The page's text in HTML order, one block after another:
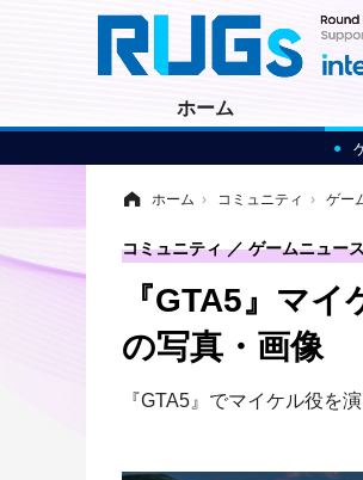
ホーム
ホーム › コミュニティ › ゲー
『GTA5』マ
の写真・画像
『GTA5』でマイケル役を
コミュニティ ゲームニュー